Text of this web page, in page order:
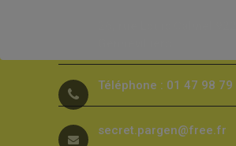
Téléphone : 01 47 98 79
secret.pargen@free.fr